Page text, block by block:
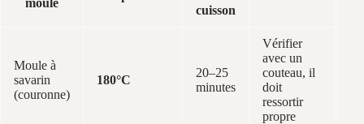
cuisson
Moule à
savarin
(couronne)
180°C
20–25
minutes
Vérifier
avec un
couteau, il
doit
ressortir
propre